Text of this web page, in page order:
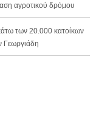
αγροτικού δρόμου
των 20.000 κατοίκων
Γεωργιάδη